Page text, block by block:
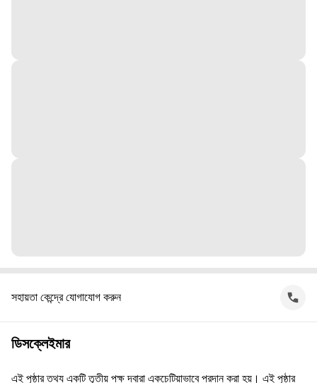
সহায়তা কেন্দ্রে যোগাযোগ করুন
ডিসক্লেইমার
এই পৃষ্ঠার তথ্য একটি তৃতীয় পক্ষ দ্বারা একচেটিয়াভাবে প্রদান করা হয়। এই পৃষ্ঠার